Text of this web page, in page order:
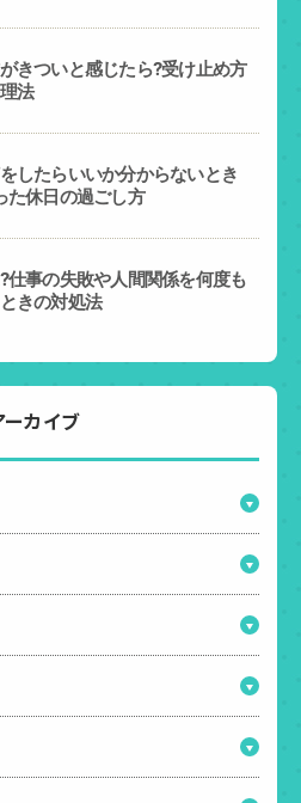
きついと感じたら?受け止め方
法
したらいいか分からないとき
た休日の過ごし方
仕事の失敗や人間関係を何度も
きの対処法
ーカイブ